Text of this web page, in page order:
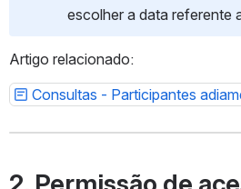
escolher a data referente
Artigo relacionado:
Consultas - Participantes